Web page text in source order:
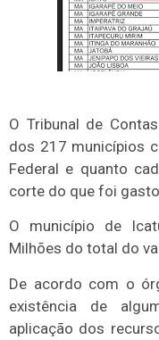
O Tribunal de
dos 217 municípios
Federal e quanto
corte do que foi
O município de
Milhões do total do
De acordo com o
existência de
aplicação dos